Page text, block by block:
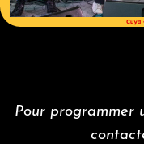
Pour programmer